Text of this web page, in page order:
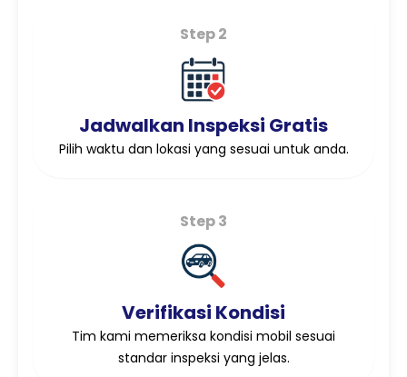
Step 2
Jadwalkan Inspeksi Gratis
Pilih waktu dan lokasi yang sesuai untuk anda.
Step 3
Verifikasi Kondisi
Tim kami memeriksa kondisi mobil sesuai
standar inspeksi yang jelas.